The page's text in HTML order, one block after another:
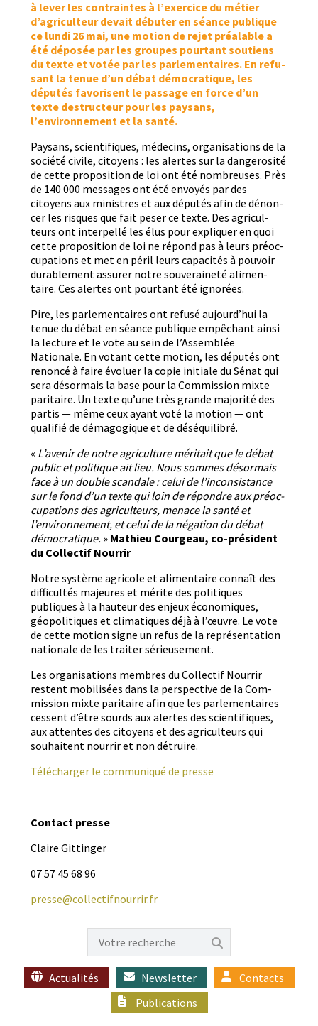
à lever les con­traintes à l’exercice du méti­er
d’agriculteur devait débuter en séance publique
ce lun­di 26 mai, une motion de rejet préal­able a
été déposée par les groupes pour­tant sou­tiens
du texte et votée par les par­lemen­taires. En refu­
sant la tenue d’un débat démoc­ra­tique, les
députés favorisent le pas­sage en force d’un
texte destruc­teur pour les paysans,
l’environnement et la santé.
Paysans, sci­en­tifiques, médecins, organ­i­sa­tions de la
société civile, citoyens : les alertes sur la dan­gerosité
de cette propo­si­tion de loi ont été nom­breuses. Près
de 140 000 mes­sages ont été envoyés par des
citoyens aux min­istres et aux députés afin de dénon­
cer les risques que fait peser ce texte. Des agricul­
teurs ont inter­pel­lé les élus pour expli­quer en quoi
cette propo­si­tion de loi ne répond pas à leurs préoc­
cu­pa­tions et met en péril leurs capac­ités à pou­voir
durable­ment assur­er notre sou­veraineté ali­men­
taire. Ces alertes ont pour­tant été ignorées.
Pire, les par­lemen­taires ont refusé aujourd’hui la
tenue du débat en séance publique empêchant ain­si
la lec­ture et le vote au sein de l’Assemblée
Nationale. En votant cette motion, les députés ont
renon­cé à faire évoluer la copie ini­tiale du Sénat qui
sera désor­mais la base pour la Com­mis­sion mixte
par­i­taire. Un texte qu’une très grande majorité des
par­tis — même ceux ayant voté la motion — ont
qual­i­fié de dém­a­gogique et de déséquilibré.
« L’avenir de notre agri­cul­ture méri­tait que le débat
pub­lic et poli­tique ait lieu. Nous sommes désor­mais
face à un dou­ble scan­dale : celui de l’in­con­sis­tance
sur le fond d’un texte qui loin de répon­dre aux préoc­
cu­pa­tions des agricul­teurs, men­ace la san­té et
l’environnement, et celui de la néga­tion du débat
démoc­ra­tique. » Math­ieu Courgeau, co-prési­dent
du Col­lec­tif Nourrir
Notre sys­tème agri­cole et ali­men­taire con­naît des
dif­fi­cultés majeures et mérite des poli­tiques
publiques à la hau­teur des enjeux économiques,
géopoli­tiques et cli­ma­tiques déjà à l’œu­vre. Le vote
de cette motion signe un refus de la représen­ta­tion
nationale de les traiter sérieusement.
Les organ­i­sa­tions mem­bres du Col­lec­tif Nour­rir
restent mobil­isées dans la per­spec­tive de la Com­
mis­sion mixte par­i­taire afin que les par­lemen­taires
cessent d’être sourds aux alertes des sci­en­tifiques,
aux attentes des citoyens et des agricul­teurs qui
souhait­ent nour­rir et non détruire.
Télécharg­er le com­mu­niqué de presse
Con­tact presse
Claire Git­tinger
07 57 45 68 96
presse@collectifnourrir.fr
Actualités Newsletter
Contacts
Publications